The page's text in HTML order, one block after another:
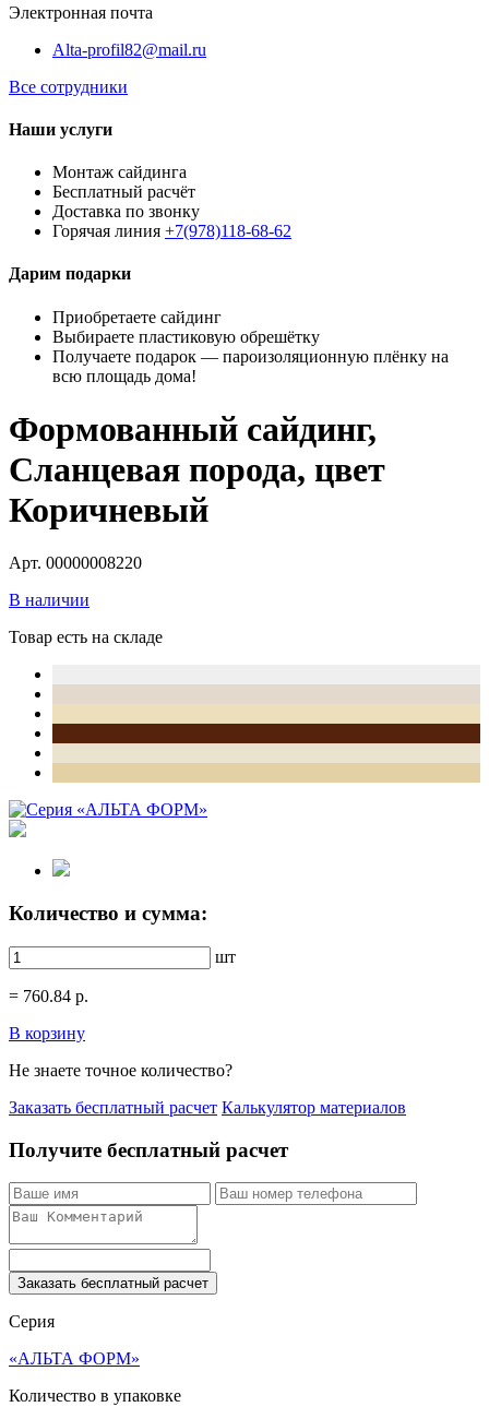
Электронная почта
Alta-profil82@mail.ru
Все сотрудники
Наши услуги
Монтаж сайдинга
Бесплатный расчёт
Доставка по звонку
Горячая линия +7(978)118-68-62
Дарим подарки
Приобретаете сайдинг
Выбираете пластиковую обрешётку
Получаете подарок — пароизоляционную плёнку на
всю площадь дома!
Формованный сайдинг,
Сланцевая порода, цвет
Коричневый
Арт. 00000008220
В наличии
Товар есть на складе
Количество и сумма:
шт
= 760.84 р.
В корзину
Не знаете точное количество?
Заказать бесплатный расчет Калькулятор материалов
Получите бесплатный расчет
Заказать бесплатный расчет
Серия
«АЛЬТА ФОРМ»
Количество в упаковке